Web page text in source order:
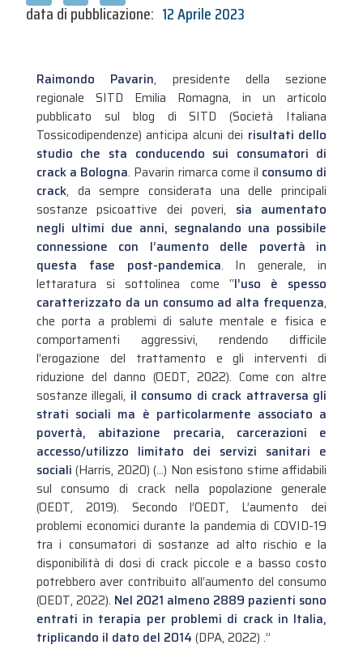
data di pubblicazione: 12 Aprile 2023
Raimondo Pavarin, presidente della sezione
regionale SITD Emilia Romagna, in un articolo
pubblicato sul blog di SITD (Società Italiana
Tossicodipendenze) anticipa alcuni dei risultati dello
studio che sta conducendo sui consumatori di
crack a Bologna. Pavarin rimarca come il consumo di
crack, da sempre considerata una delle principali
sostanze psicoattive dei poveri, sia aumentato
negli ultimi due anni, segnalando una possibile
connessione con l’aumento delle povertà in
questa fase post-pandemica. In generale, in
lettaratura si sottolinea come “l’uso è spesso
caratterizzato da un consumo ad alta frequenza,
che porta a problemi di salute mentale e fisica e
comportamenti aggressivi, rendendo difficile
l’erogazione del trattamento e gli interventi di
riduzione del danno (OEDT, 2022). Come con altre
sostanze illegali, il consumo di crack attraversa gli
strati sociali ma è particolarmente associato a
povertà, abitazione precaria, carcerazioni e
accesso/utilizzo limitato dei servizi sanitari e
sociali (Harris, 2020) (…) Non esistono stime affidabili
sul consumo di crack nella popolazione generale
(OEDT, 2019). Secondo l’OEDT, L’aumento dei
problemi economici durante la pandemia di COVID-19
tra i consumatori di sostanze ad alto rischio e la
disponibilità di dosi di crack piccole e a basso costo
potrebbero aver contribuito all’aumento del consumo
(OEDT, 2022). Nel 2021 almeno 2889 pazienti sono
entrati in terapia per problemi di crack in Italia,
triplicando il dato del 2014 (DPA, 2022) .”